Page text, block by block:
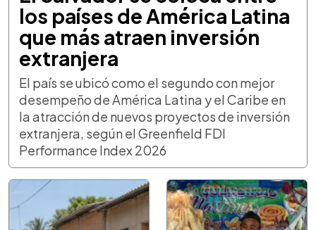
los países de América Latina
que más atraen inversión
extranjera
El país se ubicó como el segundo con mejor
desempeño de América Latina y el Caribe en
la atracción de nuevos proyectos de inversión
extranjera, según el Greenfield FDI
Performance Index 2026